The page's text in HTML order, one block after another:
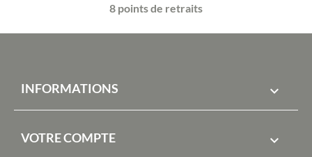
8 points de retraits
INFORMATIONS 
VOTRE COMPTE 